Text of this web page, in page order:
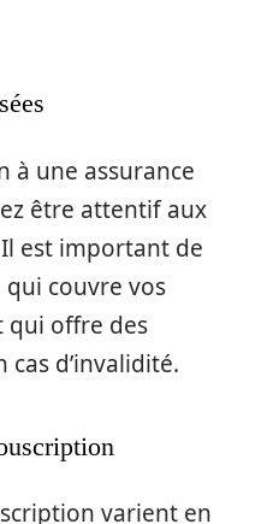
à une assurance
être attentif aux
est important de
qui couvre vos
qui offre des
d’invalidité.
varient en